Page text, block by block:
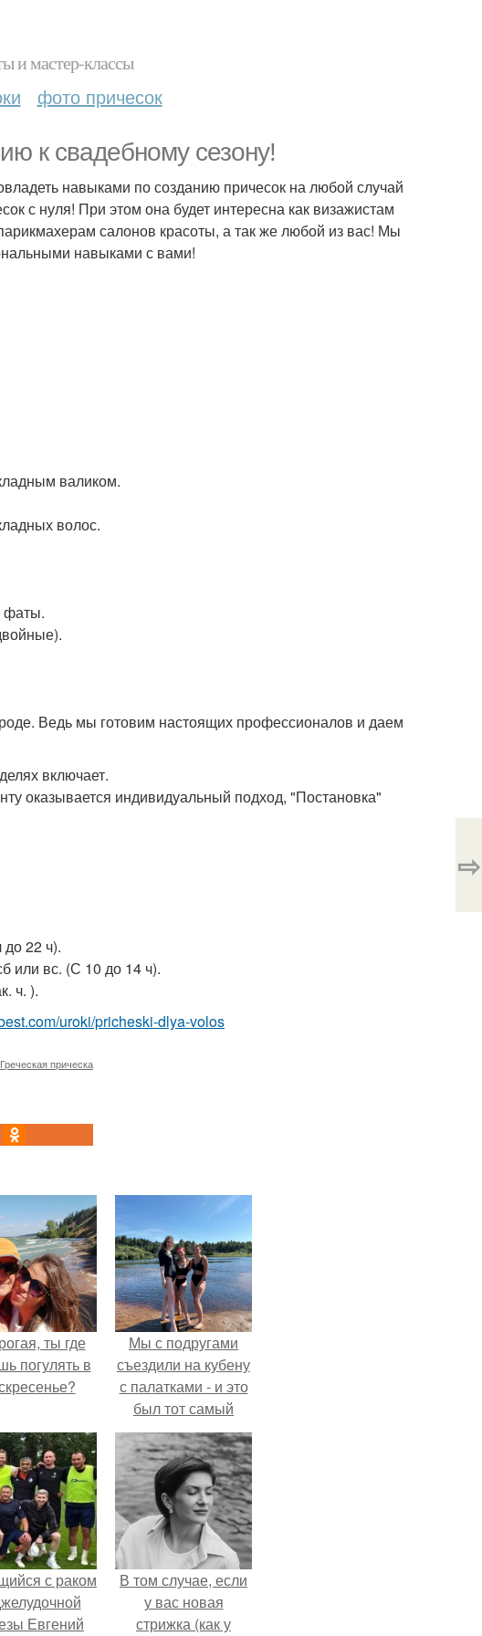
и мастер-классы
фото причесок
к свадебному сезону!
навыками по созданию причесок на любой случай
с нуля! При этом она будет интересна как визажистам
салонов красоты, а так же любой из вас! Мы
навыками с вами!
валиком.
волос.
фаты.
Ведь мы готовим настоящих профессионалов и даем
включает.
оказывается индивидуальный подход, "Постановка"
22 ч).
или вс. (С 10 до 14 ч).
ч. ).
uroki/pricheski-dlya-volos
Греческая прическа
⇨
ты где
погулять в
Мы с подругами
съездили на кубену
с палатками - и это
был тот самый
отдых, после
которого долго
смеёшься,
вспоминая каждую
мелочь!
с раком
Евгений
В том случае, если
у вас новая
стрижка (как у